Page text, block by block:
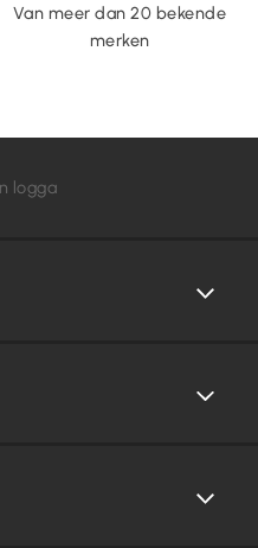
Van meer dan 20 bekende
merken